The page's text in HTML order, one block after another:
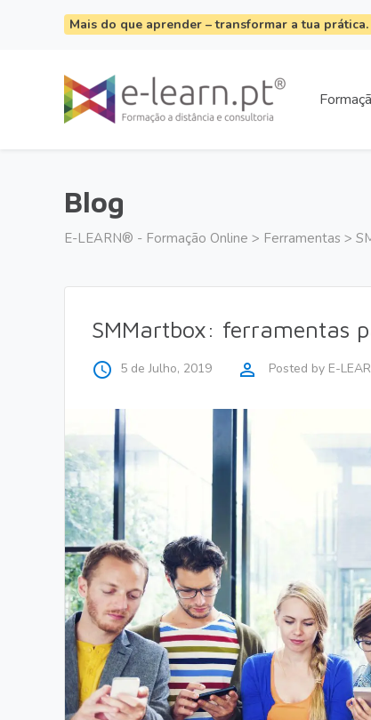
Mais do que aprender – transformar a tua prática.
Blog
E-LEARN® - Formação Online > Ferramentas >
SMMartbox: ferramentas
access_time 5 de Julho, 2019 perm_identity Posted by E-